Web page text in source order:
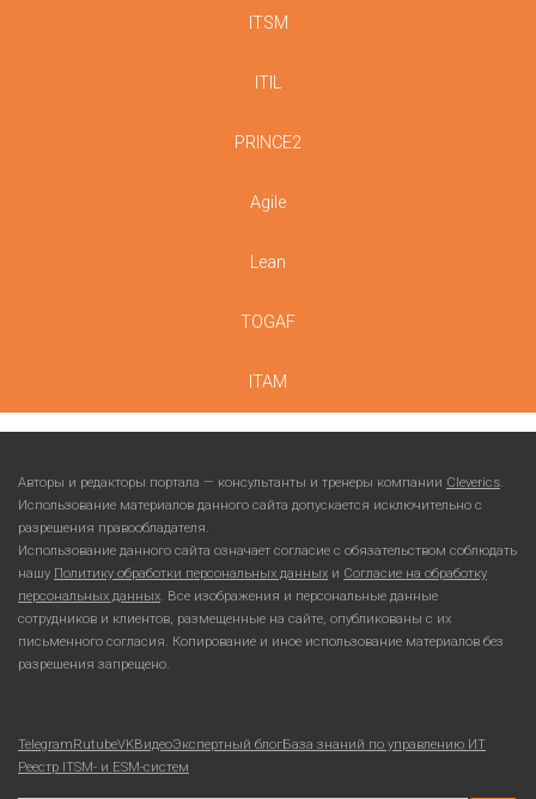
ITSM
ITIL
PRINCE2
Agile
Lean
TOGAF
ITAM
Авторы и редакторы портала — консультанты и тренеры компании Cleverics.
Использование материалов данного сайта допускается исключительно с
разрешения правообладателя.
Использование данного сайта означает согласие с обязательством соблюдать
нашу Политику обработки персональных данных и Согласие на обработку
персональных данных. Все изображения и персональные данные
сотрудников и клиентов, размещенные на сайте, опубликованы с их
письменного согласия. Копирование и иное использование материалов без
разрешения запрещено.
TelegramRutubeVKВидеоЭкспертный блогБаза знаний по управлению ИТ
Реестр ITSM- и ESM-систем